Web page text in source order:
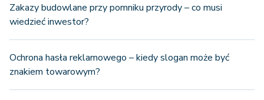
Zakazy budowlane przy pomniku przyrody – co musi
wiedzieć inwestor?
Ochrona hasła reklamowego – kiedy slogan może być
znakiem towarowym?